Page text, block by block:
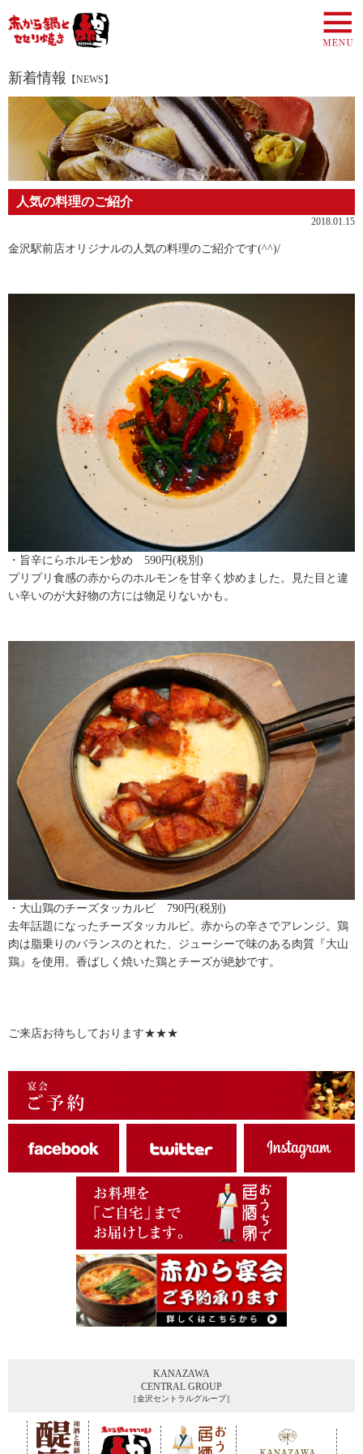
新着情報 【NEWS】
人気の料理のご紹介
2018.01.15
金沢駅前店オリジナルの人気の料理のご紹介です(^^)/
・旨辛にらホルモン炒め 590円(税別)
プリプリ食感の赤からのホルモンを甘辛く炒めました。見た目と違
い辛いのが大好物の方には物足りないかも。
・大山鶏のチーズタッカルビ 790円(税別)
去年話題になったチーズタッカルビ。赤からの辛さでアレンジ。鶏
肉は脂乗りのバランスのとれた、ジューシーで味のある肉質『大山
鶏』を使用。香ばしく焼いた鶏とチーズが絶妙です。
ご来店お待ちしております★★★
KANAZAWA
CENTRAL GROUP
［金沢セントラルグループ］